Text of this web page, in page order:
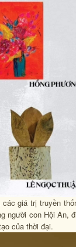
giá trị truyền
người con Hội An,
của thời đại.